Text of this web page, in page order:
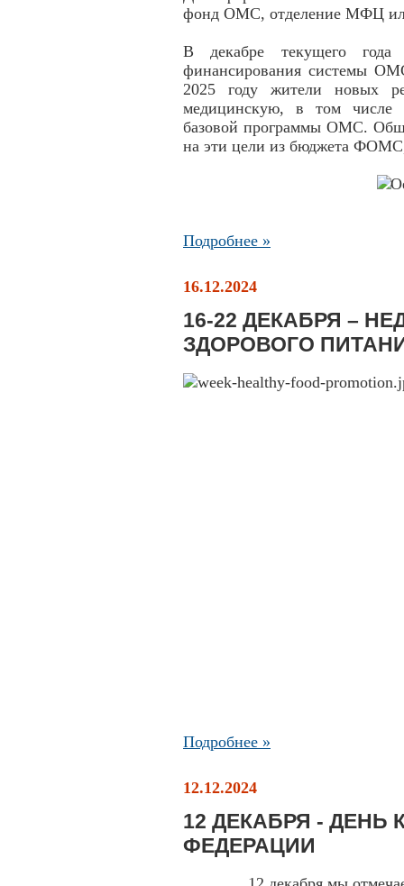
фонд ОМС, отделение МФЦ
В декабре текущего года
финансирования системы
2025 году жители новых
медицинскую, в том числе
базовой программы ОМС.
на эти цели из бюджета ФОМС,
Подробнее »
16.12.2024
16-22 ДЕКАБРЯ –
ЗДОРОВОГО
Подробнее »
12.12.2024
12 ДЕКАБРЯ -
ФЕДЕРАЦИИ